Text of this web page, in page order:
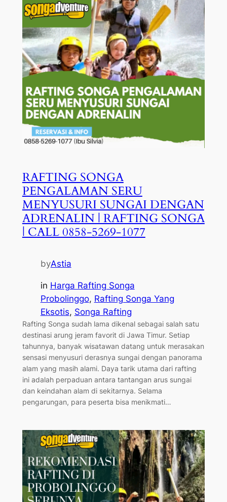
RAFTING SONGA
PENGALAMAN SERU
MENYUSURI SUNGAI DENGAN
ADRENALIN | RAFTING SONGA
| CALL 0858-5269-1077
byAstia
in Harga Rafting Songa
Probolinggo, Rafting Songa Yang
Eksotis, Songa Rafting
Rafting Songa sudah lama dikenal sebagai salah satu
destinasi arung jeram favorit di Jawa Timur. Setiap
tahunnya, banyak wisatawan datang untuk merasakan
sensasi menyusuri derasnya sungai dengan panorama
alam yang masih alami. Daya tarik utama dari rafting
ini adalah perpaduan antara tantangan arus sungai
dan keindahan alam di sekitarnya. Selama
pengarungan, para peserta bisa menikmati…